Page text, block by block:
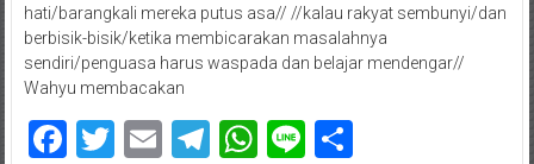
hati/barangkali mereka putus asa// //kalau rakyat sembunyi/dan
berbisik-bisik/ketika membicarakan masalahnya
sendiri/penguasa harus waspada dan belajar mendengar//
Wahyu membacakan
Facebook
Twitter
EmailTelegram
WhatsApp
Line